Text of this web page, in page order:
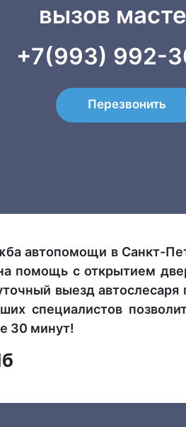
вызов
+7(993) 992-
Перезвонить
автопомощи в Санкт-
помощь с открытием
выезд
специалистов
30 минут!